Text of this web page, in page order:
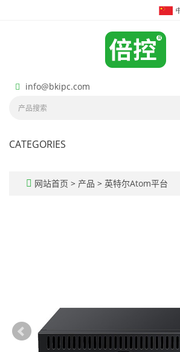
info@bkipc.com
CATEGORIES
网站首页 > 产品 > 英特尔Atom平台